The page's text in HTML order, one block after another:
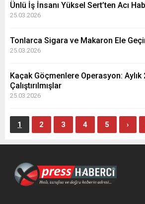
Ünlü İş İnsanı Yüksel Sert’ten Acı
25.03.2026
Tonlarca Sigara ve Makaron Ele
25.03.2026
Kaçak Göçmenlere Operasyon: Aylık
Çalıştırılmışlar
25.03.2026
1 2 3 4 5 ›